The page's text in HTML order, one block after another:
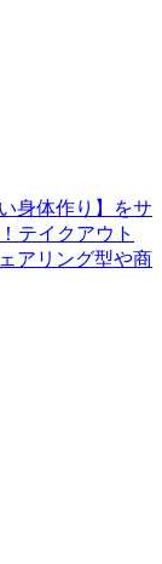
身体作り】をサ
テイクアウト
アリング型や商